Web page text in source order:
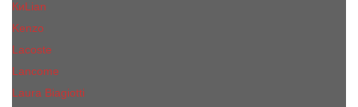
КиLian
Kenzo
Lacoste
Lancome
Laura Biagiotti